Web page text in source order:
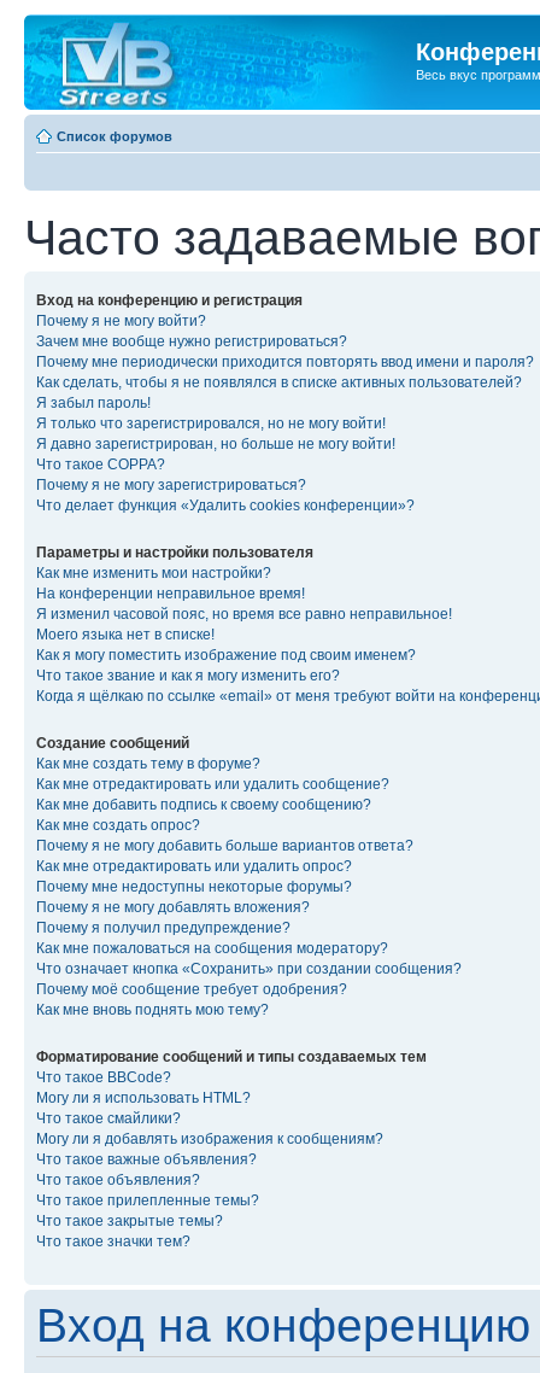
Весь вкус
Список форумов
Часто задаваемые
Вход на конференцию и регистрация
Почему я не могу войти?
Зачем мне вообще нужно регистрироваться?
Почему мне периодически приходится повторять ввод имени и пароля?
Как сделать, чтобы я не появлялся в списке активных пользователей?
Я забыл пароль!
Я только что зарегистрировался, но не могу войти!
Я давно зарегистрирован, но больше не могу войти!
Что такое COPPA?
Почему я не могу зарегистрироваться?
Что делает функция «Удалить cookies конференции»?
Параметры и настройки пользователя
Как мне изменить мои настройки?
На конференции неправильное время!
Я изменил часовой пояс, но время все равно неправильное!
Моего языка нет в списке!
Как я могу поместить изображение под своим именем?
Что такое звание и как я могу изменить его?
Когда я щёлкаю по ссылке «email» от меня требуют войти на
Создание сообщений
Как мне создать тему в форуме?
Как мне отредактировать или удалить сообщение?
Как мне добавить подпись к своему сообщению?
Как мне создать опрос?
Почему я не могу добавить больше вариантов ответа?
Как мне отредактировать или удалить опрос?
Почему мне недоступны некоторые форумы?
Почему я не могу добавлять вложения?
Почему я получил предупреждение?
Как мне пожаловаться на сообщения модератору?
Что означает кнопка «Сохранить» при создании сообщения?
Почему моё сообщение требует одобрения?
Как мне вновь поднять мою тему?
Форматирование сообщений и типы создаваемых тем
Что такое BBCode?
Могу ли я использовать HTML?
Что такое смайлики?
Могу ли я добавлять изображения к сообщениям?
Что такое важные объявления?
Что такое объявления?
Что такое прилепленные темы?
Что такое закрытые темы?
Что такое значки тем?
Вход на конференцию